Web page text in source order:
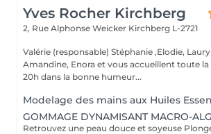
Yves Rocher Kirchberg
2, Rue Alphonse Weicker Kirchberg L-2721
Valérie (responsable) Stéphanie ,Elodie,
Amandine, Enora et vous accueillent toute la semaine de 9h à
20h dans la bonne humeur...
Modelage des mains aux Huiles
GOMMAGE DYNAMISANT MACRO-